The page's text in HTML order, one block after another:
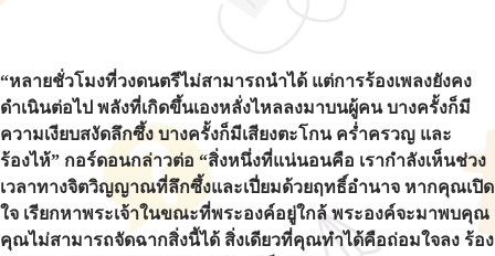
“หลายชั่วโมงที่วงดนตรีไม่สามารถนำได้ แต่การร้องเพลงยังคง
ดำเนินต่อไป พลังที่เกิดขึ้นเองหลั่งไหลลงมาบนผู้คน บางครั้งก็มี
ความเงียบสงัดลึกซึ้ง บางครั้งก็มีเสียงตะโกน คร่ำครวญ และ
ร้องไห้” กอร์ดอนกล่าวต่อ “สิ่งหนึ่งที่แน่นอนคือ เรากำลังเห็นช่วง
เวลาทางจิตวิญญาณที่ลึกซึ้งและเปี่ยมด้วยฤทธิ์อำนาจ หากคุณเปิด
ใจ เรียกหาพระเจ้าในขณะที่พระองค์อยู่ใกล้ พระองค์จะมาพบคุณ
คุณไม่สามารถจัดฉากสิ่งนี้ได้ สิ่งเดียวที่คุณทำได้คือถ่อมใจลง ร้อง